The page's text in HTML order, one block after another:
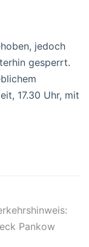
jedoch
gesperrt.
17.30 Uhr, mit
Pankow